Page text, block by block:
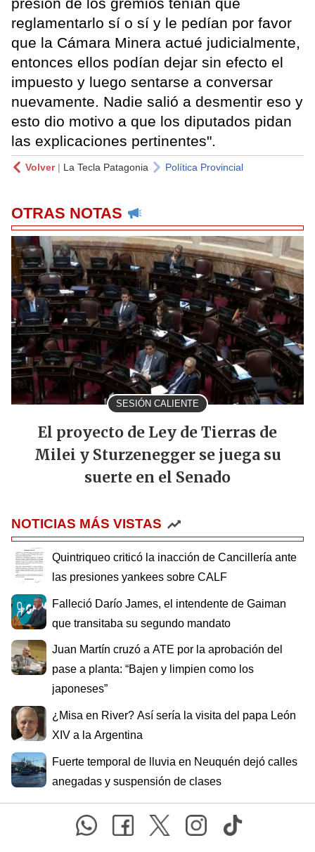
presión de los gremios tenían que
reglamentarlo sí o sí y le pedían por favor
que la Cámara Minera actué judicialmente,
entonces ellos podían dejar sin efecto el
impuesto y luego sentarse a conversar
nuevamente. Nadie salió a desmentir eso y
esto dio motivo a que los diputados pidan
las explicaciones pertinentes".
Volver| La Tecla Patagonia Política Provincial
OTRAS NOTAS
SESIÓN CALIENTE
El proyecto de Ley de Tierras de
Milei y Sturzenegger se juega su
suerte en el Senado
NOTICIAS MÁS VISTAS
Quintriqueo criticó la inacción de Cancillería ante
las presiones yankees sobre CALF
Falleció Darío James, el intendente de Gaiman
que transitaba su segundo mandato
Juan Martín cruzó a ATE por la aprobación del
pase a planta: “Bajen y limpien como los
japoneses”
¿Misa en River? Así sería la visita del papa León
XIV a la Argentina
Fuerte temporal de lluvia en Neuquén dejó calles
anegadas y suspensión de clases